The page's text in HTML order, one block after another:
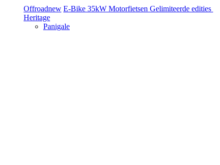
Offroadnew E-Bike 35kW Motorfietsen Gelimiteerde edities
Heritage
Panigale